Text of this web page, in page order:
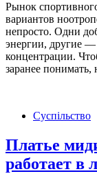
Рынок
вариантов
непросто. Одни
энергии, другие —
концентрации.
заранее
Суспільство
Платье
работает в